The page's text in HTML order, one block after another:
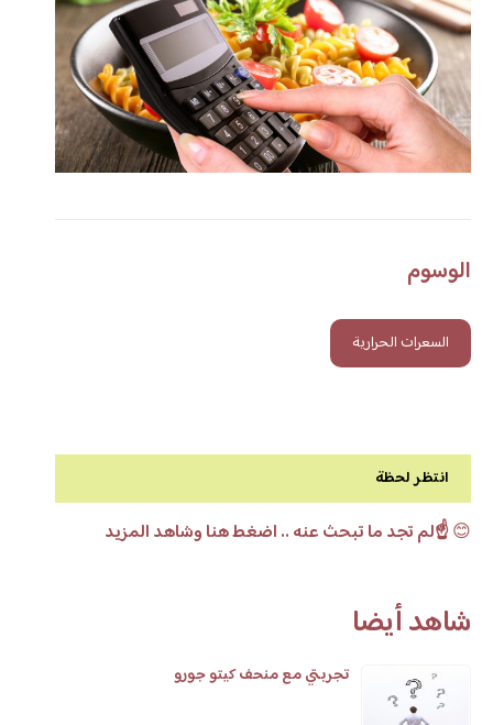
الوسوم
السعرات الحرارية
انتظر لحظة
😊☝️لم تجد ما تبحث عنه .. اضغط هنا وشاهد المزيد
شاهد أيضا
تجربتي مع منحف كيتو جورو